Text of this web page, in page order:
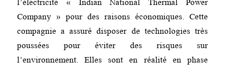
l’électricité « Indian National Thermal Power
Company » pour des raisons économiques. Cette
compagnie a assuré disposer de technologies très
poussées pour éviter des risques sur
l’environnement. Elles sont en réalité en phase